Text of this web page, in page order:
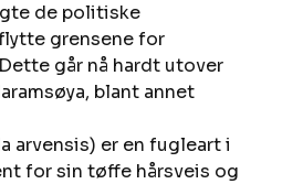
de politiske
grensene for
går nå hardt utover
blant annet
arvensis) er en fugleart i
for sin tøffe hårsveis og